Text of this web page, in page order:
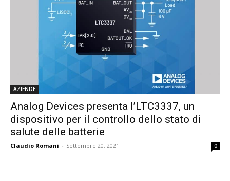
AZIENDE
Analog Devices presenta l’LTC3337, un
dispositivo per il controllo dello stato di
salute delle batterie
Claudio Romani - Settembre 20, 2021 0